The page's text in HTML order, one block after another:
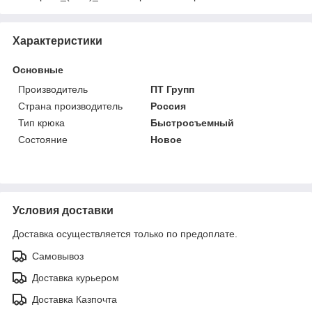
Характеристики
Основные
Производитель
ПТ Групп
Страна производитель
Россия
Тип крюка
Быстросъемный
Состояние
Новое
Условия доставки
Доставка осуществляется только по предоплате.
Самовывоз
Доставка курьером
Доставка Казпочта